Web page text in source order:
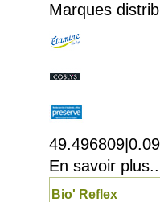
Marques
En savoir
Bio' Reflex